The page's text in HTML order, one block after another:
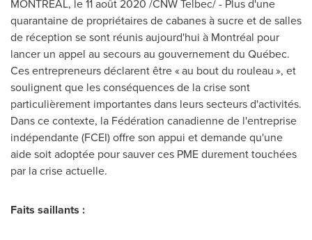
MONTRÉAL, le 11 août 2020 /CNW Telbec/ - Plus d'une
quarantaine de propriétaires de cabanes à sucre et de salles
de réception se sont réunis aujourd'hui à Montréal pour
lancer un appel au secours au gouvernement du Québec.
Ces entrepreneurs déclarent être « au bout du rouleau », et
soulignent que les conséquences de la crise sont
particulièrement importantes dans leurs secteurs d'activités.
Dans ce contexte, la Fédération canadienne de l'entreprise
indépendante (FCEI) offre son appui et demande qu'une
aide soit adoptée pour sauver ces PME durement touchées
par la crise actuelle.
Faits saillants :